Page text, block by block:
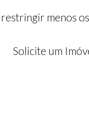
menos
Solicite um